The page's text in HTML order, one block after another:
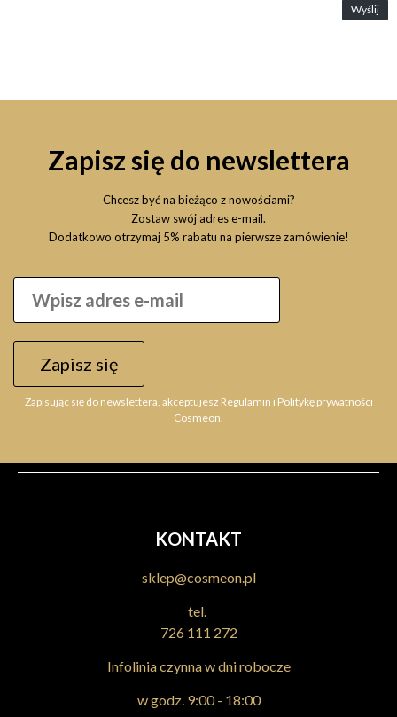
Wyślij
Zapisz się do newslettera
Chcesz być na bieżąco z nowościami?
Zostaw swój adres e-mail.
Dodatkowo otrzymaj 5% rabatu na pierwsze zamówienie!
Zapisz się
Zapisując się do newslettera, akceptujesz Regulamin i Politykę prywatności
Cosmeon.
KONTAKT
sklep@cosmeon.pl
tel.
726 111 272
Infolinia czynna w dni robocze
w godz. 9:00 - 18:00